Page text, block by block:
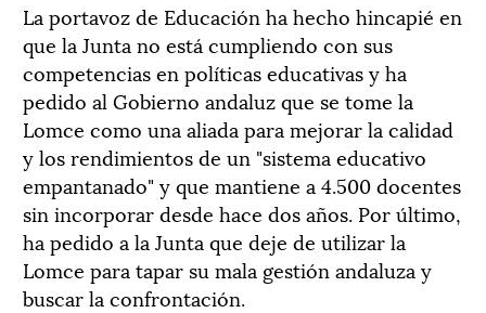
La portavoz de Educación ha hecho hincapié en
que la Junta no está cumpliendo con sus
competencias en políticas educativas y ha
pedido al Gobierno andaluz que se tome la
Lomce como una aliada para mejorar la calidad
y los rendimientos de un "sistema educativo
empantanado" y que mantiene a 4.500 docentes
sin incorporar desde hace dos años. Por último,
ha pedido a la Junta que deje de utilizar la
Lomce para tapar su mala gestión andaluza y
buscar la confrontación.